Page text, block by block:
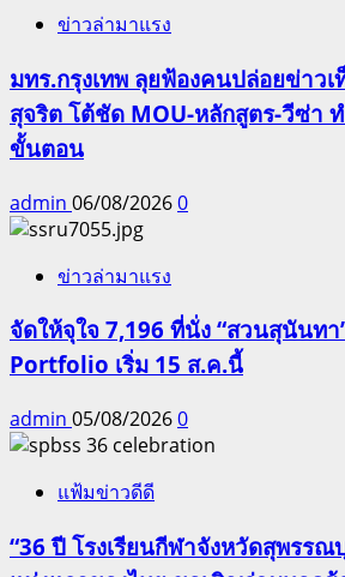
ข่าวล่ามาแรง
มทร.กรุงเทพ ลุยฟ้องคนปล่อยข่าว
สุจริต โต้ชัด MOU-หลักสูตร-วีซ่า
ขั้นตอน
admin 06/08/20260
ข่าวล่ามาแรง
จัดให้จุใจ 7,196 ที่นั่ง “สวนสุนันทา
Portfolio เริ่ม 15 ส.ค.นี้
admin 05/08/20260
แฟ้มข่าวดีดี
“36 ปี โรงเรียนกีฬาจังหวัดสุพรรณ